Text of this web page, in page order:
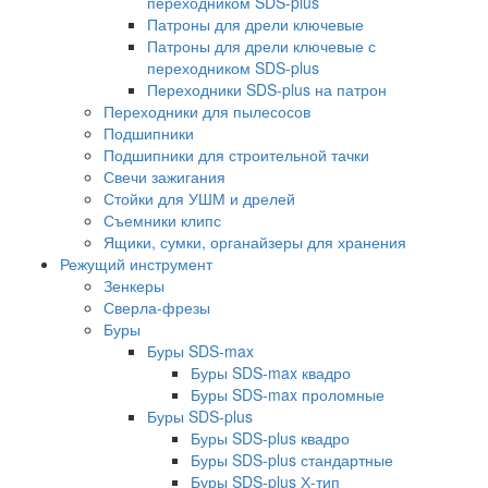
Патроны для дрели ключевые
Патроны для дрели ключевые с
переходником SDS-plus
Переходники SDS-plus на патрон
Переходники для пылесосов
Подшипники
Подшипники для строительной тачки
Свечи зажигания
Стойки для УШМ и дрелей
Съемники клипс
Ящики, сумки, органайзеры для хранения
Режущий инструмент
Зенкеры
Сверла-фрезы
Буры
Буры SDS-max
Буры SDS-max квадро
Буры SDS-max проломные
Буры SDS-plus
Буры SDS-plus квадро
Буры SDS-plus стандартные
Буры SDS-plus Х-тип